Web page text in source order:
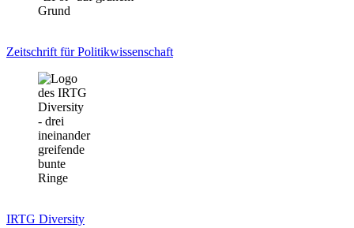
Zeitschrift für Politikwissenschaft
IRTG Diversity